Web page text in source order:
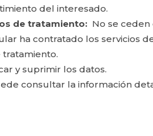
del interesado.
de tratamiento: No se
ha contratado los servicios
y suprimir los datos.
consultar la información